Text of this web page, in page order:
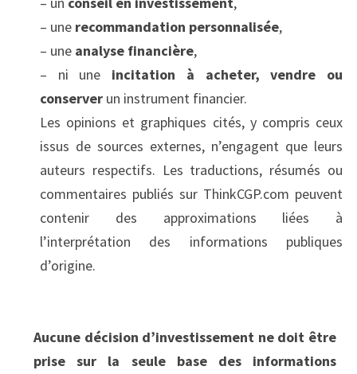
– une recommandation personnalisée,
– une analyse financière,
– ni une incitation à acheter, vendre ou
conserver un instrument financier.
Les opinions et graphiques cités, y compris ceux
issus de sources externes, n’engagent que leurs
auteurs respectifs. Les traductions, résumés ou
commentaires publiés sur ThinkCGP.com peuvent
contenir des approximations liées à
l’interprétation des informations publiques
d’origine.
Aucune décision d’investissement ne doit être
prise sur la seule base des informations